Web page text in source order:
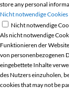
store any personal
Nicht notwendige Cookies
Nicht notwendige
Als nicht notwendige
Funktionieren der
von personenbezogenen
eingebettete Inhalte
des Nutzers einzuholen,
cookies that may not be